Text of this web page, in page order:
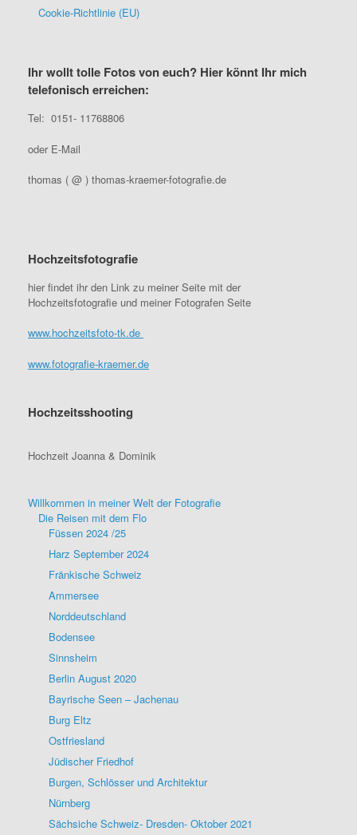
Cookie-Richtlinie (EU)
Ihr wollt tolle Fotos von euch? Hier könnt Ihr mich
telefonisch erreichen:
Tel: 0151- 11768806
oder E-Mail
thomas ( @ ) thomas-kraemer-fotografie.de
Hochzeitsfotografie
hier findet ihr den Link zu meiner Seite mit der
Hochzeitsfotografie und meiner Fotografen Seite
www.hochzeitsfoto-tk.de
www.fotografie-kraemer.de
Hochzeitsshooting
Hochzeit Joanna & Dominik
Willkommen in meiner Welt der Fotografie
Die Reisen mit dem Flo
Füssen 2024 /25
Harz September 2024
Fränkische Schweiz
Ammersee
Norddeutschland
Bodensee
Sinnsheim
Berlin August 2020
Bayrische Seen – Jachenau
Burg Eltz
Ostfriesland
Jüdischer Friedhof
Burgen, Schlösser und Architektur
Nürnberg
Sächsiche Schweiz- Dresden- Oktober 2021